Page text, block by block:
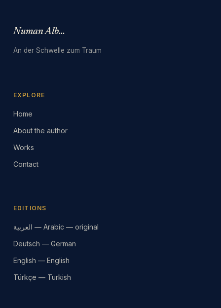
Numan Albarbari
An der Schwelle zum Traum
EXPLORE
Home
About the author
Works
Contact
EDITIONS
العربية — Arabic — original
Deutsch — German
English — English
Türkçe — Turkish